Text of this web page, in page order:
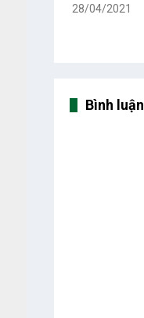
28/04/2021
Bình luận